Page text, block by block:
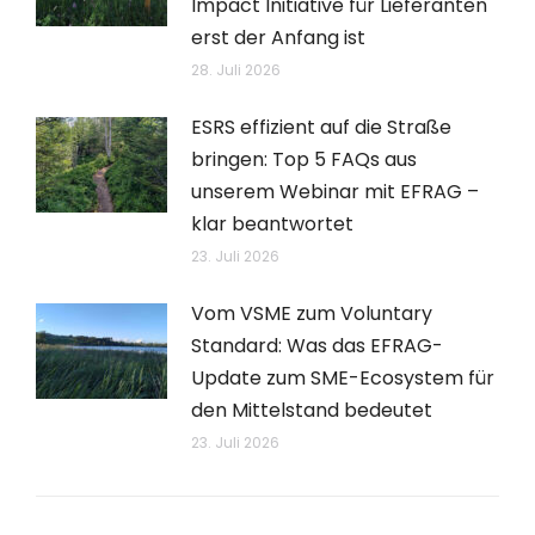
Impact Initiative für Lieferanten
erst der Anfang ist
28. Juli 2026
ESRS effizient auf die Straße
bringen: Top 5 FAQs aus
unserem Webinar mit EFRAG –
klar beantwortet
23. Juli 2026
Vom VSME zum Voluntary
Standard: Was das EFRAG-
Update zum SME-Ecosystem für
den Mittelstand bedeutet
23. Juli 2026